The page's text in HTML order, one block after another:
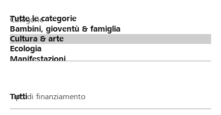
Categorie
Tipo di finanziamento